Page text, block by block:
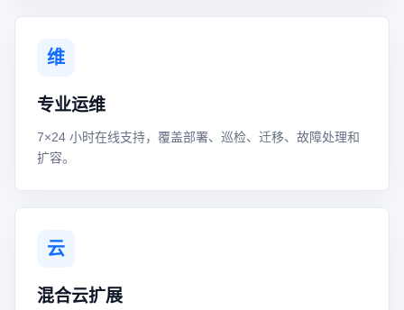
维
专业运维
7×24 小时在线支持，覆盖部署、巡检、迁移、故障处理和
扩容。
云
混合云扩展